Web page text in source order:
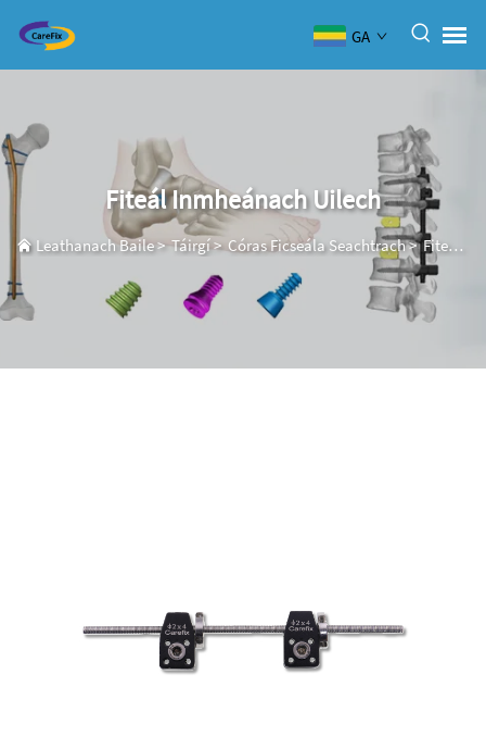
GA
Fiteál Inmheánach Uilech
Leathanach Baile>Táirgí> Córas Ficseála Seachtrach>Fiteál Inmheánach Uilech